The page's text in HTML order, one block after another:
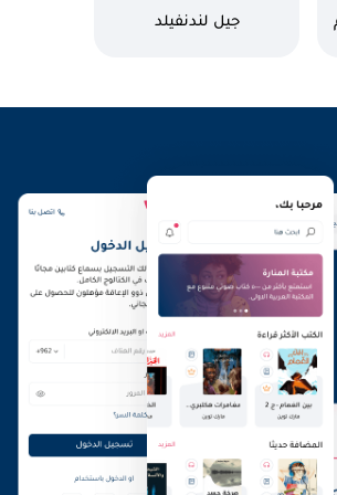
كاتب
جيل لندنفيلد